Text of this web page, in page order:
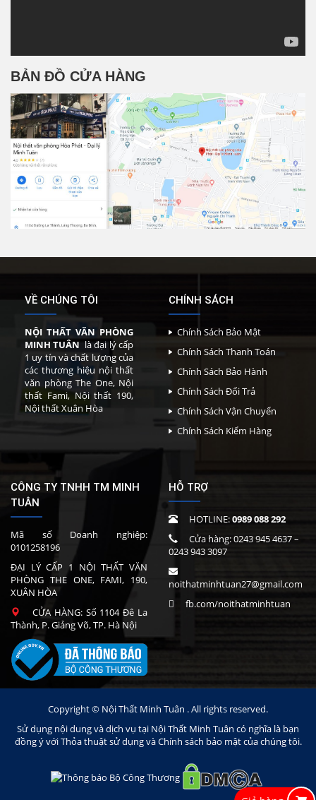
BẢN ĐỒ CỬA HÀNG
VỀ CHÚNG TÔI
NỘI THẤT VĂN PHÒNG
MINH TUÂN là đại lý cấp
1 uy tín và chất lượng của
các thương hiệu nội thất
văn phòng The One, Nội
thất Fami, Nội thất 190,
Nội thất Xuân Hòa
CHÍNH SÁCH
Chính Sách Bảo Mật
Chính Sách Thanh Toán
Chính Sách Bảo Hành
Chính Sách Đổi Trả
Chính Sách Vận Chuyển
Chính Sách Kiểm Hàng
CÔNG TY TNHH TM MINH
TUÂN
Mã số Doanh nghiệp:
0101258196
ĐẠI LÝ CẤP 1 NỘI THẤT VĂN
PHÒNG THE ONE, FAMI, 190,
XUÂN HÒA
CỬA HÀNG: Số 1104 Đê La
Thành, P. Giảng Võ, TP. Hà Nội
HỖ TRỢ
HOTLINE:0989 088 292
Cửa hàng:0243 945 4637–
0243 943 3097
noithatminhtuan27@gmail.com
fb.com/noithatminhtuan
Copyright © Nội Thất Minh Tuân . All rights reserved.
Sử dụng nội dung và dịch vụ tại Nội Thất Minh Tuân có nghĩa là bạn
đồng ý với Thỏa thuật sử dụng và Chính sách bảo mật của chúng tôi.